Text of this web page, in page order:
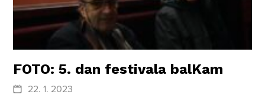
FOTO: 5. dan festivala balKam
22. 1. 2023